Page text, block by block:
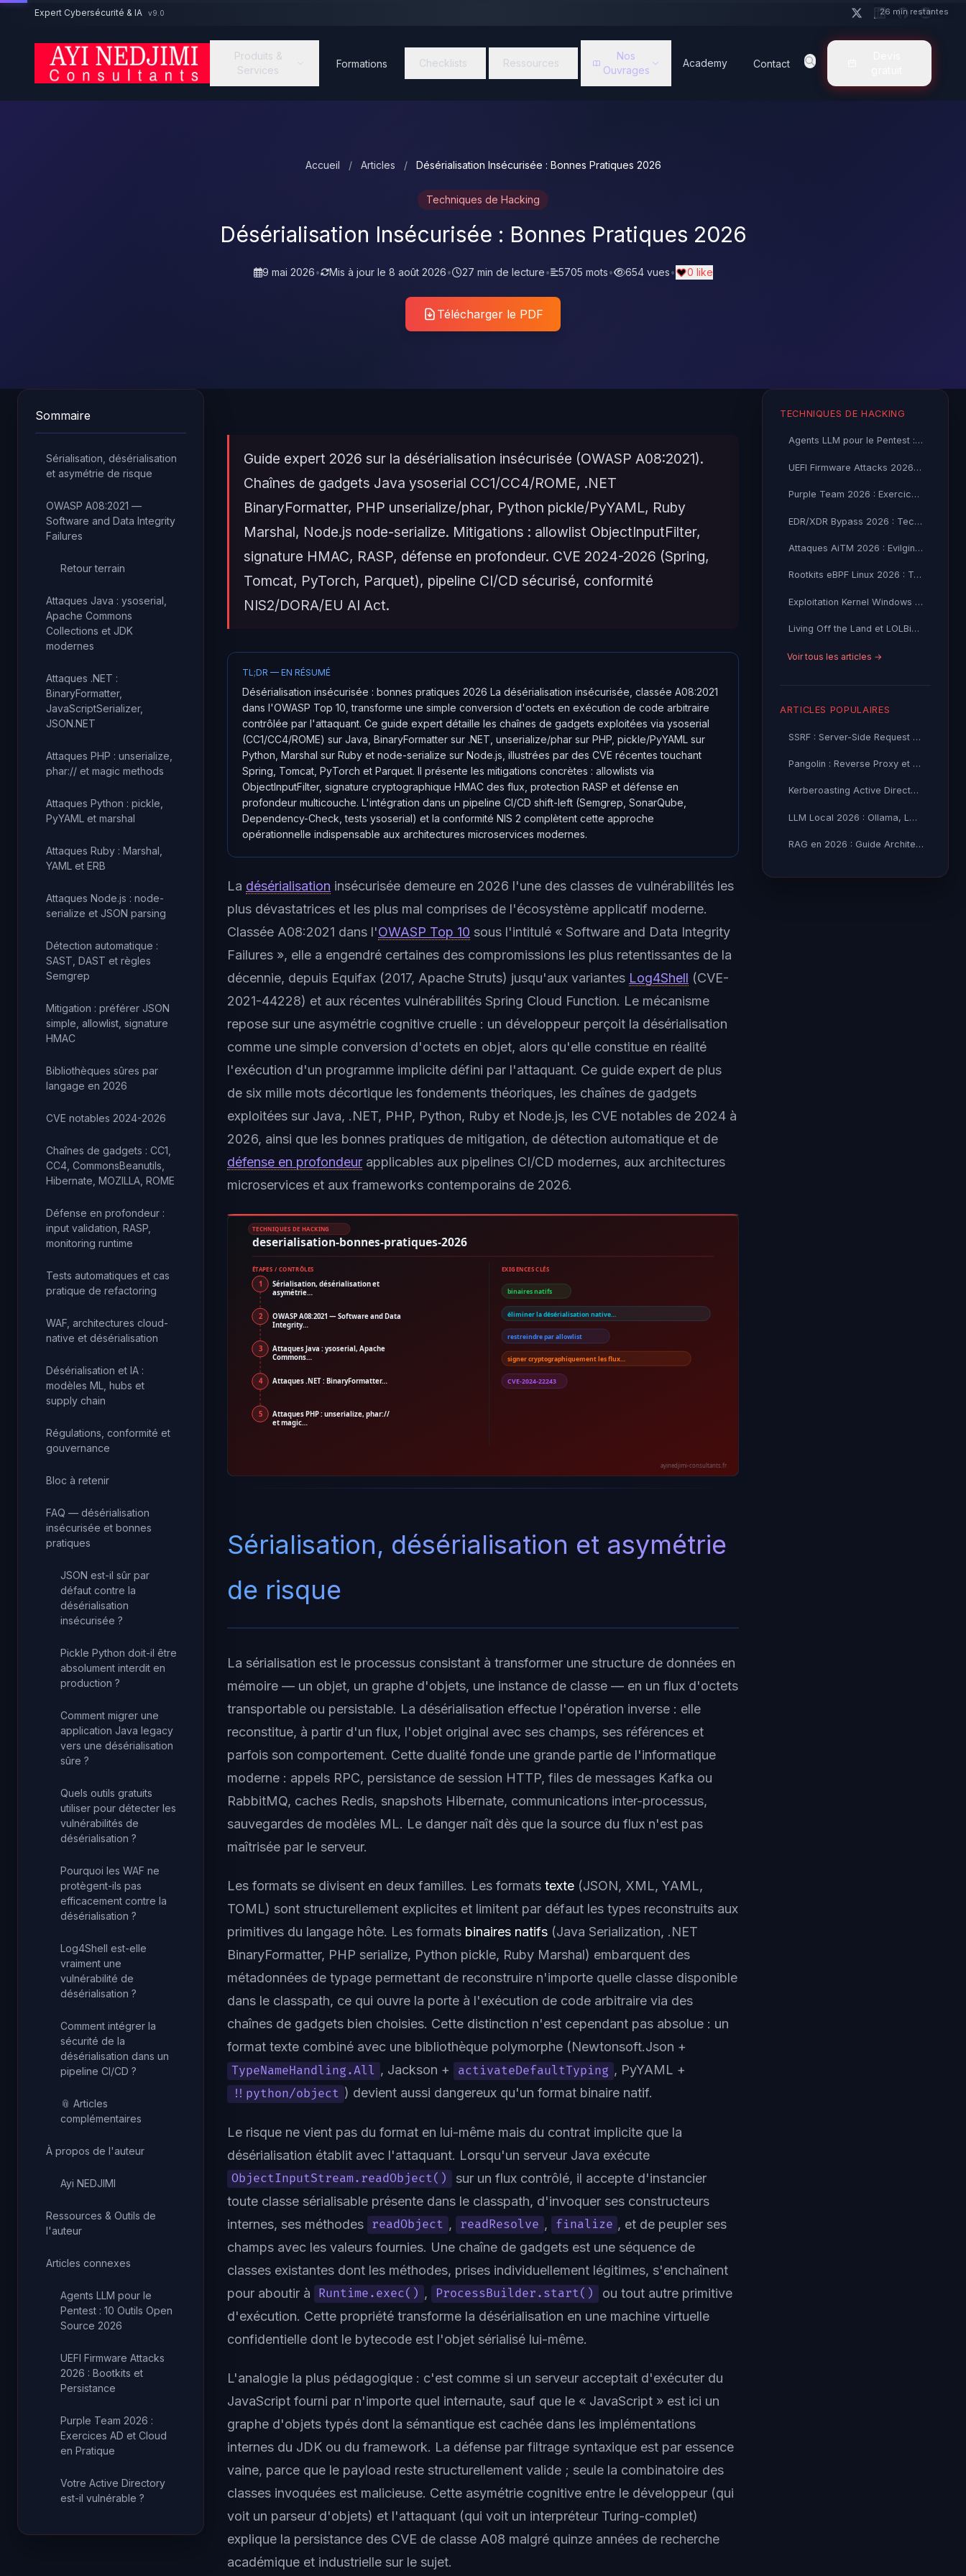
Aller au contenu principal
Expert Cybersécurité & IA v9.0
Produits &
Services
Formations Checklists Ressources
Nos
Ouvrages
Academy Contact
Accueil / Articles / Désérialisation Insécurisée : Bonnes Pratiques 2026
Techniques de Hacking
Désérialisation Insécurisée : Bonnes Pratiques 2026
9 mai 2026• Mis à jour le 8 août 2026• 27 min de lecture• 5705 mots• 654 vues• 0 like
Télécharger le PDF
Sommaire
Sérialisation, désérialisation
et asymétrie de risque
OWASP A08:2021 —
Software and Data Integrity
Failures
Retour terrain
Attaques Java : ysoserial,
Apache Commons
Collections et JDK
modernes
Attaques .NET :
BinaryFormatter,
JavaScriptSerializer,
JSON.NET
Attaques PHP : unserialize,
phar:// et magic methods
Attaques Python : pickle,
PyYAML et marshal
Attaques Ruby : Marshal,
YAML et ERB
Attaques Node.js : node-
serialize et JSON parsing
Détection automatique :
SAST, DAST et règles
Semgrep
Mitigation : préférer JSON
simple, allowlist, signature
HMAC
Bibliothèques sûres par
langage en 2026
CVE notables 2024-2026
Chaînes de gadgets : CC1,
CC4, CommonsBeanutils,
Hibernate, MOZILLA, ROME
Défense en profondeur :
input validation, RASP,
monitoring runtime
Tests automatiques et cas
pratique de refactoring
WAF, architectures cloud-
native et désérialisation
Désérialisation et IA :
modèles ML, hubs et
supply chain
Régulations, conformité et
gouvernance
Bloc à retenir
FAQ — désérialisation
insécurisée et bonnes
pratiques
JSON est-il sûr par
défaut contre la
désérialisation
insécurisée ?
Pickle Python doit-il être
absolument interdit en
production ?
Comment migrer une
application Java legacy
vers une désérialisation
sûre ?
Quels outils gratuits
utiliser pour détecter les
vulnérabilités de
désérialisation ?
Pourquoi les WAF ne
protègent-ils pas
efficacement contre la
désérialisation ?
Log4Shell est-elle
vraiment une
vulnérabilité de
désérialisation ?
Comment intégrer la
sécurité de la
désérialisation dans un
pipeline CI/CD ?
📎 Articles
complémentaires
À propos de l'auteur
Ayi NEDJIMI
Ressources & Outils de
l'auteur
Articles connexes
Agents LLM pour le
Pentest : 10 Outils Open
Source 2026
UEFI Firmware Attacks
2026 : Bootkits et
Persistance
Purple Team 2026 :
Exercices AD et Cloud
en Pratique
Votre Active Directory
est-il vulnérable ?
Guide expert 2026 sur la désérialisation insécurisée (OWASP A08:2021).
Chaînes de gadgets Java ysoserial CC1/CC4/ROME, .NET
BinaryFormatter, PHP unserialize/phar, Python pickle/PyYAML, Ruby
Marshal, Node.js node-serialize. Mitigations : allowlist ObjectInputFilter,
signature HMAC, RASP, défense en profondeur. CVE 2024-2026 (Spring,
Tomcat, PyTorch, Parquet), pipeline CI/CD sécurisé, conformité
NIS2/DORA/EU AI Act.
TL;DR — EN RÉSUMÉ
Désérialisation insécurisée : bonnes pratiques 2026 La désérialisation insécurisée, classée A08:2021
dans l'OWASP Top 10, transforme une simple conversion d'octets en exécution de code arbitraire
contrôlée par l'attaquant. Ce guide expert détaille les chaînes de gadgets exploitées via ysoserial
(CC1/CC4/ROME) sur Java, BinaryFormatter sur .NET, unserialize/phar sur PHP, pickle/PyYAML sur
Python, Marshal sur Ruby et node-serialize sur Node.js, illustrées par des CVE récentes touchant
Spring, Tomcat, PyTorch et Parquet. Il présente les mitigations concrètes : allowlists via
ObjectInputFilter, signature cryptographique HMAC des flux, protection RASP et défense en
profondeur multicouche. L'intégration dans un pipeline CI/CD shift-left (Semgrep, SonarQube,
Dependency-Check, tests ysoserial) et la conformité NIS 2 complètent cette approche
opérationnelle indispensable aux architectures microservices modernes.
La désérialisation insécurisée demeure en 2026 l'une des classes de vulnérabilités les
plus dévastatrices et les plus mal comprises de l'écosystème applicatif moderne.
Classée A08:2021 dans l'OWASP Top 10 sous l'intitulé « Software and Data Integrity
Failures », elle a engendré certaines des compromissions les plus retentissantes de la
décennie, depuis Equifax (2017, Apache Struts) jusqu'aux variantes Log4Shell (CVE-
2021-44228) et aux récentes vulnérabilités Spring Cloud Function. Le mécanisme
repose sur une asymétrie cognitive cruelle : un développeur perçoit la désérialisation
comme une simple conversion d'octets en objet, alors qu'elle constitue en réalité
l'exécution d'un programme implicite défini par l'attaquant. Ce guide expert de plus
de six mille mots décortique les fondements théoriques, les chaînes de gadgets
exploitées sur Java, .NET, PHP, Python, Ruby et Node.js, les CVE notables de 2024 à
2026, ainsi que les bonnes pratiques de mitigation, de détection automatique et de
défense en profondeur applicables aux pipelines CI/CD modernes, aux architectures
microservices et aux frameworks contemporains de 2026.
TECHNIQUES DE HACKING
deserialisation-bonnes-pratiques-2026
ÉTAPES / CONTRÔLES
1
Sérialisation, désérialisation et
asymétrie…
2 OWASP A08:2021 — Software and Data
Integrity…
3
Attaques Java : ysoserial, Apache
Commons…
4 Attaques .NET : BinaryFormatter…
5 Attaques PHP : unserialize, phar://
et magic…
EXIGENCES CLÉS
binaires natifs
éliminer la désérialisation native…
restreindre par allowlist
signer cryptographiquement les flux…
CVE-2024-22243
ayinedjimi-consultants.fr
Sérialisation, désérialisation et asymétrie
de risque
La sérialisation est le processus consistant à transformer une structure de données en
mémoire — un objet, un graphe d'objets, une instance de classe — en un flux d'octets
transportable ou persistable. La désérialisation effectue l'opération inverse : elle
reconstitue, à partir d'un flux, l'objet original avec ses champs, ses références et
parfois son comportement. Cette dualité fonde une grande partie de l'informatique
moderne : appels RPC, persistance de session HTTP, files de messages Kafka ou
RabbitMQ, caches Redis, snapshots Hibernate, communications inter-processus,
sauvegardes de modèles ML. Le danger naît dès que la source du flux n'est pas
maîtrisée par le serveur.
Les formats se divisent en deux familles. Les formats texte (JSON, XML, YAML,
TOML) sont structurellement explicites et limitent par défaut les types reconstruits aux
primitives du langage hôte. Les formats binaires natifs (Java Serialization, .NET
BinaryFormatter, PHP serialize, Python pickle, Ruby Marshal) embarquent des
métadonnées de typage permettant de reconstruire n'importe quelle classe disponible
dans le classpath, ce qui ouvre la porte à l'exécution de code arbitraire via des
chaînes de gadgets bien choisies. Cette distinction n'est cependant pas absolue : un
format texte combiné avec une bibliothèque polymorphe (Newtonsoft.Json +
TypeNameHandling.All , Jackson + activateDefaultTyping , PyYAML +
!!python/object ) devient aussi dangereux qu'un format binaire natif.
Le risque ne vient pas du format en lui-même mais du contrat implicite que la
désérialisation établit avec l'attaquant. Lorsqu'un serveur Java exécute
ObjectInputStream.readObject()
sur un flux contrôlé, il accepte d'instancier
toute classe sérialisable présente dans le classpath, d'invoquer ses constructeurs
internes, ses méthodes readObject , readResolve , finalize , et de peupler ses
champs avec les valeurs fournies. Une chaîne de gadgets est une séquence de
classes existantes dont les méthodes, prises individuellement légitimes, s'enchaînent
pour aboutir à
Runtime.exec() , ProcessBuilder.start()
ou tout autre primitive
d'exécution. Cette propriété transforme la désérialisation en une machine virtuelle
confidentielle dont le bytecode est l'objet sérialisé lui-même.
L'analogie la plus pédagogique : c'est comme si un serveur acceptait d'exécuter du
JavaScript fourni par n'importe quel internaute, sauf que le « JavaScript » est ici un
graphe d'objets typés dont la sémantique est cachée dans les implémentations
internes du JDK ou du framework. La défense par filtrage syntaxique est par essence
vaine, parce que le payload reste structurellement valide ; seule la combinatoire des
classes invoquées est malicieuse. Cette asymétrie cognitive entre le développeur (qui
voit un parseur d'objets) et l'attaquant (qui voit un interpréteur Turing-complet)
explique la persistance des CVE de classe A08 malgré quinze années de recherche
académique et industrielle sur le sujet.
TECHNIQUES DE HACKING
Agents LLM pour le Pentest : 10 Outils Open Source 2026
UEFI Firmware Attacks 2026 : Bootkits et Persistance
Purple Team 2026 : Exercices AD et Cloud en Pratique
EDR/XDR Bypass 2026 : Techniques Red Team Avancées
Attaques AiTM 2026 : Evilginx, Modlishka et MFA Bypass
Rootkits eBPF Linux 2026 : Techniques Furtives et Détection
Exploitation Kernel Windows 2026 : Drivers et Bypass KASLR
Living Off the Land et LOLBins 2026 : Guide de Détection SOC
Voir tous les articles →
ARTICLES POPULAIRES
SSRF : Server-Side Request Forgery — Exploitation Avancée
Pangolin : Reverse Proxy et Tunnel Self-Hosted — Guide
Kerberoasting Active Directory : Attaque et Défense 2026
LLM Local 2026 : Ollama, LM Studio ou vLLM — Quel Outil selon
RAG en 2026 : Guide Architecture, Vectorisation & Chunking
26 min restantes